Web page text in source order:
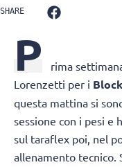
SHARE
P
rima
Lorenzetti per i
questa mattina si
sessione con i pesi e
sul taraflex poi, nel
allenamento tecnico.